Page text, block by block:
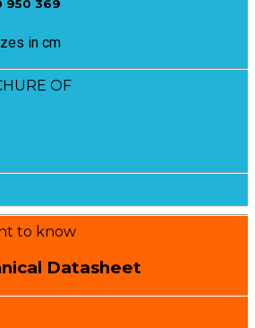
950 369
in cm
OF
to know
Datasheet